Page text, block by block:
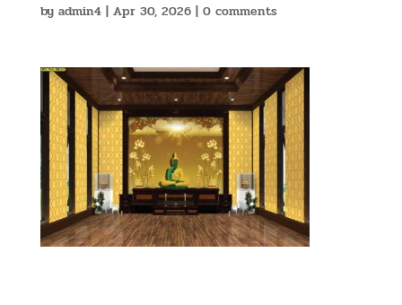
by admin4| Apr 30, 2026| 0 comments